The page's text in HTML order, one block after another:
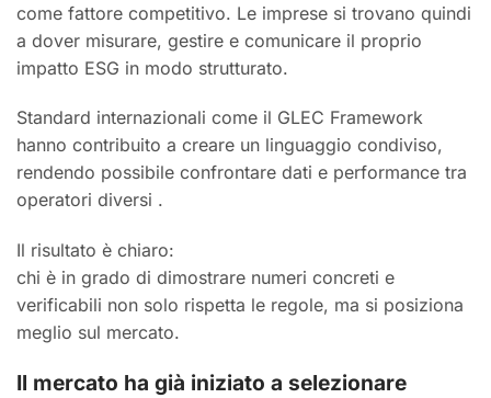
come fattore competitivo. Le imprese si trovano quindi
a dover misurare, gestire e comunicare il proprio
impatto ESG in modo strutturato.
Standard internazionali come il GLEC Framework
hanno contribuito a creare un linguaggio condiviso,
rendendo possibile confrontare dati e performance tra
operatori diversi .
Il risultato è chiaro:
chi è in grado di dimostrare numeri concreti e
verificabili non solo rispetta le regole, ma si posiziona
meglio sul mercato.
Il mercato ha già iniziato a selezionare